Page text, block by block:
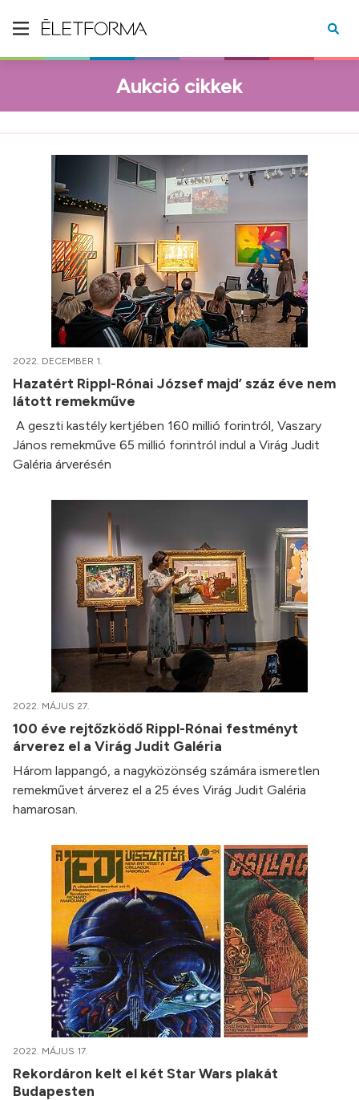
Aukció cikkek
2022. DECEMBER 1.
Hazatért Rippl-Rónai József majd’ száz éve nem
látott remekműve
A geszti kastély kertjében 160 millió forintról, Vaszary
János remekműve 65 millió forintról indul a Virág Judit
Galéria árverésén
2022. MÁJUS 27.
100 éve rejtőzködő Rippl-Rónai festményt
árverez el a Virág Judit Galéria
Három lappangó, a nagyközönség számára ismeretlen
remekművet árverez el a 25 éves Virág Judit Galéria
hamarosan.
2022. MÁJUS 17.
Rekordáron kelt el két Star Wars plakát
Budapesten